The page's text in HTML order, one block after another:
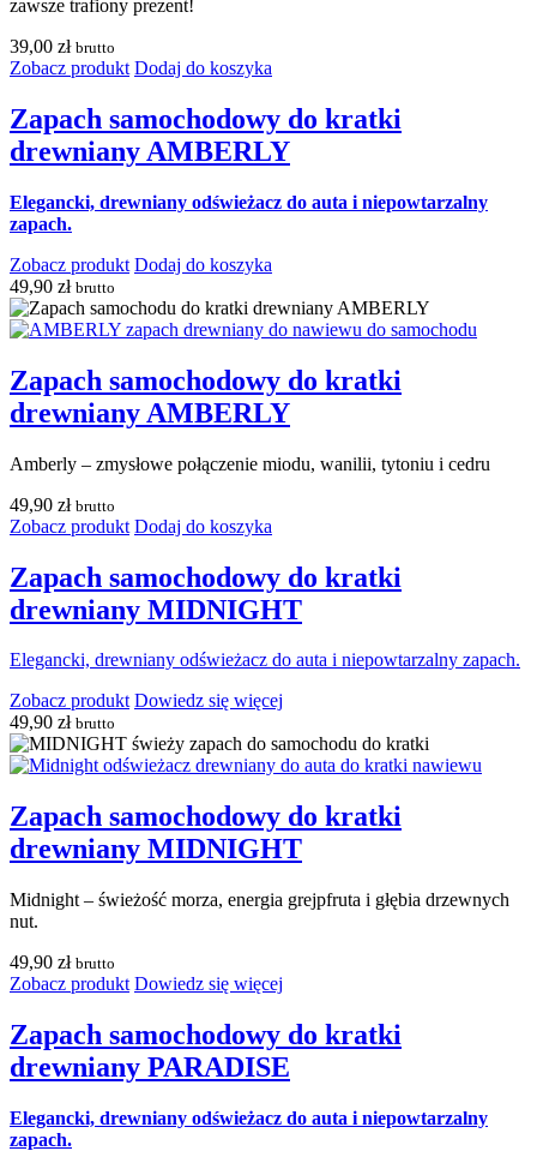
zawsze trafiony prezent!
39,00 zł brutto
Zobacz produkt Dodaj do koszyka
Zapach samochodowy do kratki
drewniany AMBERLY
Elegancki, drewniany odświeżacz do auta i niepowtarzalny
zapach.
Zobacz produkt Dodaj do koszyka
49,90 zł brutto
Zapach samochodowy do kratki
drewniany AMBERLY
Amberly – zmysłowe połączenie miodu, wanilii, tytoniu i cedru
49,90 zł brutto
Zobacz produkt Dodaj do koszyka
Zapach samochodowy do kratki
drewniany MIDNIGHT
Elegancki, drewniany odświeżacz do auta i niepowtarzalny zapach.
Zobacz produkt Dowiedz się więcej
49,90 zł brutto
Zapach samochodowy do kratki
drewniany MIDNIGHT
Midnight – świeżość morza, energia grejpfruta i głębia drzewnych
nut.
49,90 zł brutto
Zobacz produkt Dowiedz się więcej
Zapach samochodowy do kratki
drewniany PARADISE
Elegancki, drewniany odświeżacz do auta i niepowtarzalny
zapach.